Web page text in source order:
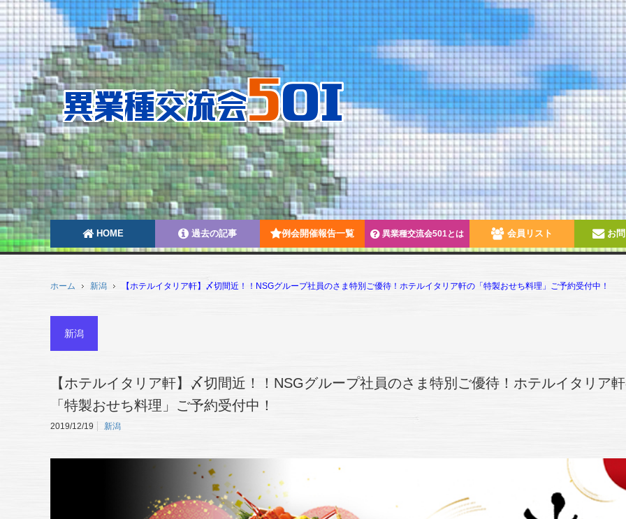
HOME 過去の記事 例会開催報告一覧 異業種交流会501とは 会員リスト お問
ホーム 新潟 【ホテルイタリア軒】〆切間近！！NSGグループ社員のさま特別ご優待！ホテルイタリア軒の「特製おせち料理」ご予約受付中！
新潟
【ホテルイタリア軒】〆切間近！！NSGグループ社員のさま特別ご優待！ホテルイタリア
「特製おせち料理」ご予約受付中！
2019/12/19 新潟